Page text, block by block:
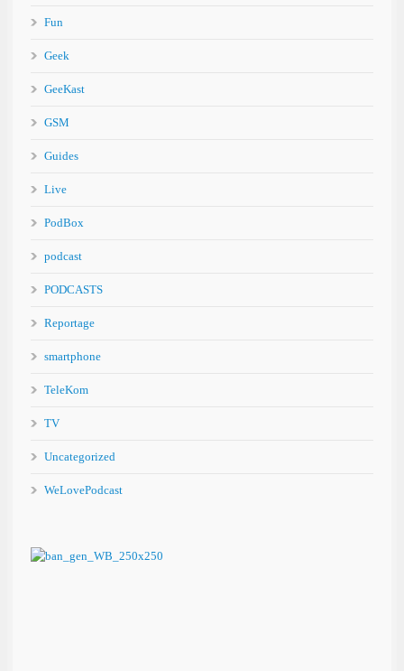
Fun
Geek
GeeKast
GSM
Guides
Live
PodBox
podcast
PODCASTS
Reportage
smartphone
TeleKom
TV
Uncategorized
WeLovePodcast